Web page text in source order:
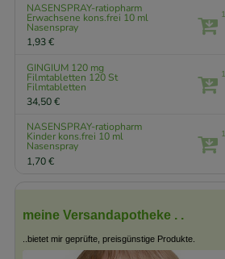
NASENSPRAY-ratiopharm
Erwachsene kons.frei 10 ml
Nasenspray
1,93 €
1
GINGIUM 120 mg
Filmtabletten 120 St
Filmtabletten
34,50 €
1
NASENSPRAY-ratiopharm
Kinder kons.frei 10 ml
Nasenspray
1,70 €
1
meine Versandapotheke . .
..bietet mir geprüfte, preisgünstige Produkte.